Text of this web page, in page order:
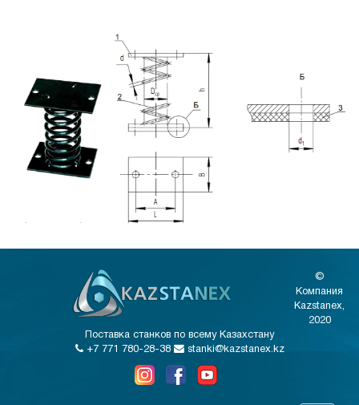
©
Компания
Kazstanex,
2020
Поставка станков по всему Казахстану
+7 771 780-28-38
stanki@kazstanex.kz